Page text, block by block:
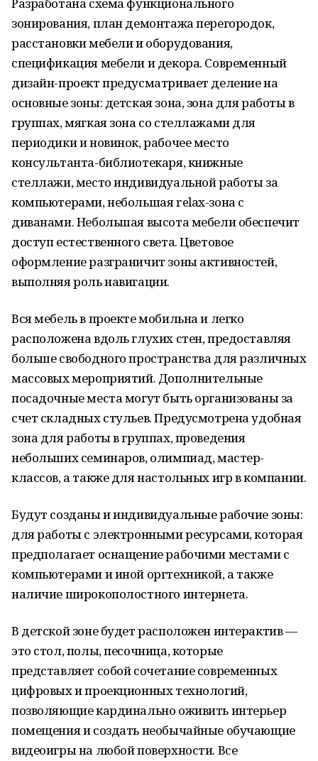
зонирования, план демонтажа перегородок,
расстановки мебели и оборудования,
спецификация мебели и декора. Современный
дизайн-проект предусматривает деление на
основные зоны: детская зона, зона для работы в
группах, мягкая зона со стеллажами для
периодики и новинок, рабочее место
консультанта-библиотекаря, книжные
стеллажи, место индивидуальной работы за
компьютерами, небольшая relax-зона с
диванами. Небольшая высота мебели обеспечит
доступ естественного света. Цветовое
оформление разграничит зоны активностей,
выполняя роль навигации.
Вся мебель в проекте мобильна и легко
расположена вдоль глухих стен, предоставляя
больше свободного пространства для различных
массовых мероприятий. Дополнительные
посадочные места могут быть организованы за
счет складных стульев. Предусмотрена удобная
зона для работы в группах, проведения
небольших семинаров, олимпиад, мастер-
классов, а также для настольных игр в компании.
Будут созданы и индивидуальные рабочие зоны:
для работы с электронными ресурсами, которая
предполагает оснащение рабочими местами с
компьютерами и иной оргтехникой, а также
наличие широкополостного интернета.
В детской зоне будет расположен интерактив —
это стол, полы, песочница, которые
представляет собой сочетание современных
цифровых и проекционных технологий,
позволяющие кардинально оживить интерьер
помещения и создать необычайные обучающие
видеоигры на любой поверхности. Все